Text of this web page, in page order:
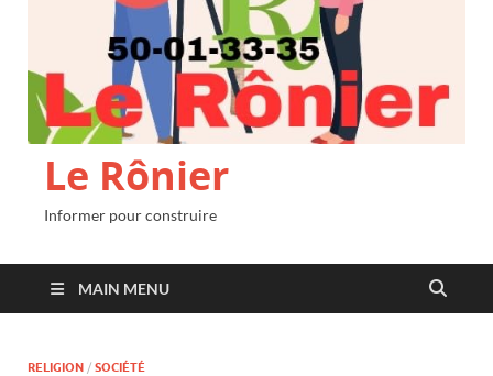
Le Rônier
Informer pour construire
MAIN MENU
RELIGION / SOCIÉTÉ